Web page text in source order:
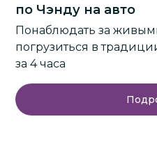
по Чэнду на авто
Понаблюдать за
погрузиться в
за 4 часа